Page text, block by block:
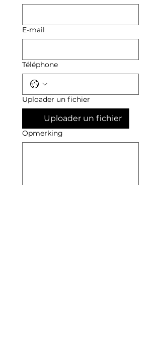
E-mail
Téléphone
Uploader un fichier
Uploader un fichier
Opmerking